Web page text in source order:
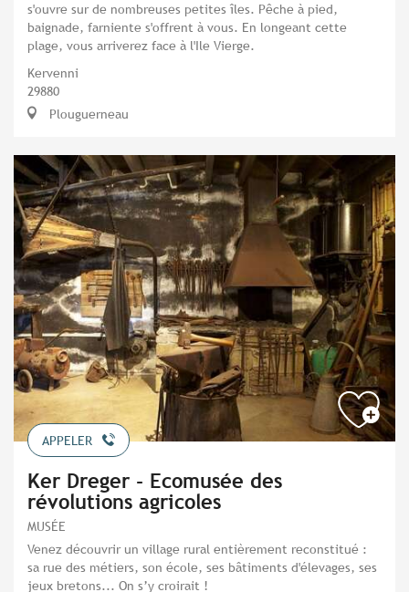
s'ouvre sur de nombreuses petites îles. Pêche à pied,
baignade, farniente s'offrent à vous. En longeant cette
plage, vous arriverez face à l'Ile Vierge.
Kervenni
29880
Plouguerneau
APPELER
Ker Dreger - Ecomusée des
révolutions agricoles
MUSÉE
Venez découvrir un village rural entièrement reconstitué :
sa rue des métiers, son école, ses bâtiments d'élevages, ses
jeux bretons... On s’y croirait !